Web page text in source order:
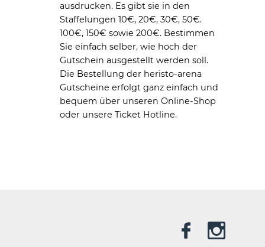
ausdrucken. Es gibt sie in den
Staffelungen 10€, 20€, 30€, 50€.
100€, 150€ sowie 200€. Bestimmen
Sie einfach selber, wie hoch der
Gutschein ausgestellt werden soll.
Die Bestellung der heristo-arena
Gutscheine erfolgt ganz einfach und
bequem über unseren Online-Shop
oder unsere Ticket Hotline.